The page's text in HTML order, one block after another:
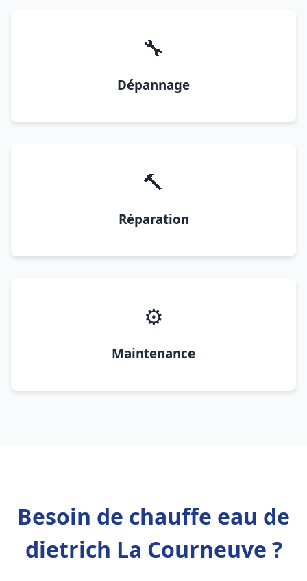
🔧
Dépannage
🔨
Réparation
⚙️
Maintenance
Besoin de chauffe eau de
dietrich La Courneuve ?